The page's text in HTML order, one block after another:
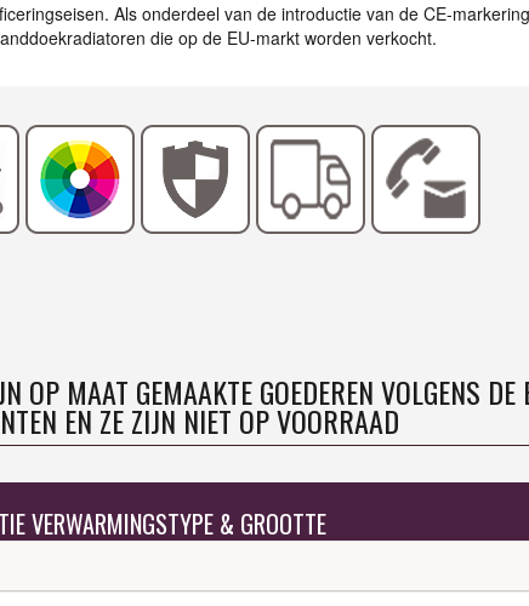
Als onderdeel van de introductie van de CE-
die op de EU-markt worden verkocht.
OP MAAT GEMAAKTE GOEDEREN VOLGENS DE
EN ZE ZIJN NIET OP VOORRAAD
VERWARMINGSTYPE & GROOTTE